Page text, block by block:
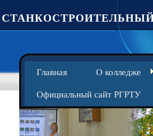
Главная О колледже
Официальный сайт РГРТУ